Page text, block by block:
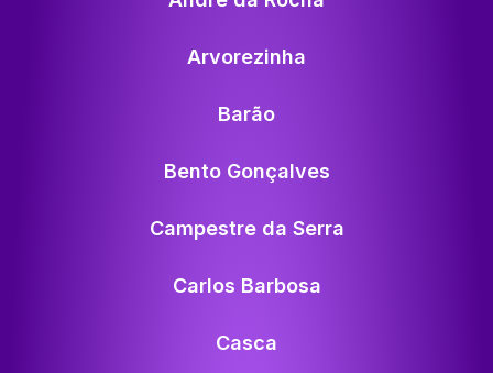
Arvorezinha
Barão
Bento Gonçalves
Campestre da Serra
Carlos Barbosa
Casca